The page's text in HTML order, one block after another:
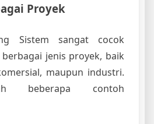
Proyek
Sistem sangat cocok
jenis proyek, baik
maupun industri.
beberapa contoh